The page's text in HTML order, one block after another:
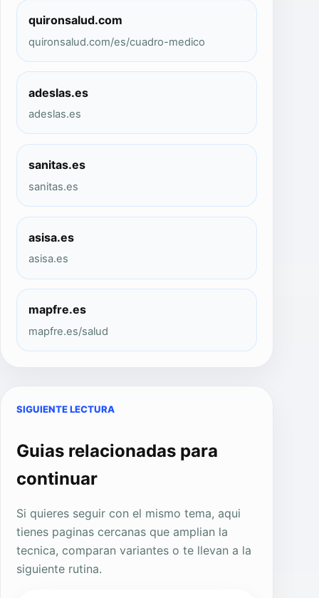
quironsalud.com
quironsalud.com/es/cuadro-medico
adeslas.es
adeslas.es
sanitas.es
sanitas.es
asisa.es
asisa.es
mapfre.es
mapfre.es/salud
SIGUIENTE LECTURA
Guias relacionadas para
continuar
Si quieres seguir con el mismo tema, aqui
tienes paginas cercanas que amplian la
tecnica, comparan variantes o te llevan a la
siguiente rutina.